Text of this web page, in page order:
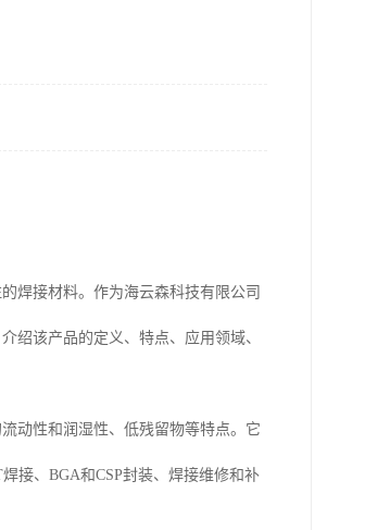
焊接材料。作为海云森科技有限公司
绍该产品的定义、特点、应用领域、
动性和润湿性、低残留物等特点。它
接、BGA和CSP封装、焊接维修和补